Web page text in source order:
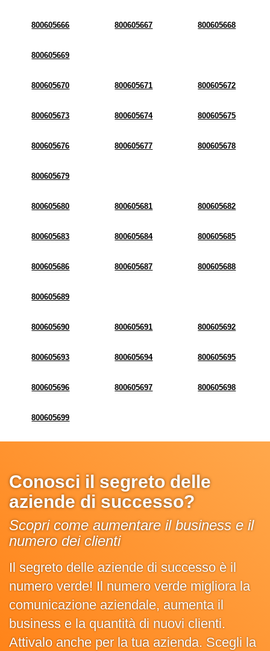
800605666 800605667 800605668
800605669
800605670 800605671 800605672
800605673 800605674 800605675
800605676 800605677 800605678
800605679
800605680 800605681 800605682
800605683 800605684 800605685
800605686 800605687 800605688
800605689
800605690 800605691 800605692
800605693 800605694 800605695
800605696 800605697 800605698
800605699
Conosci il segreto delle
aziende di successo?
Scopri come aumentare il business e il
numero dei clienti
Il segreto delle aziende di successo è il
numero verde! Il numero verde migliora la
comunicazione aziendale, aumenta il
business e la quantità di nuovi clienti.
Attivalo anche per la tua azienda. Scegli la